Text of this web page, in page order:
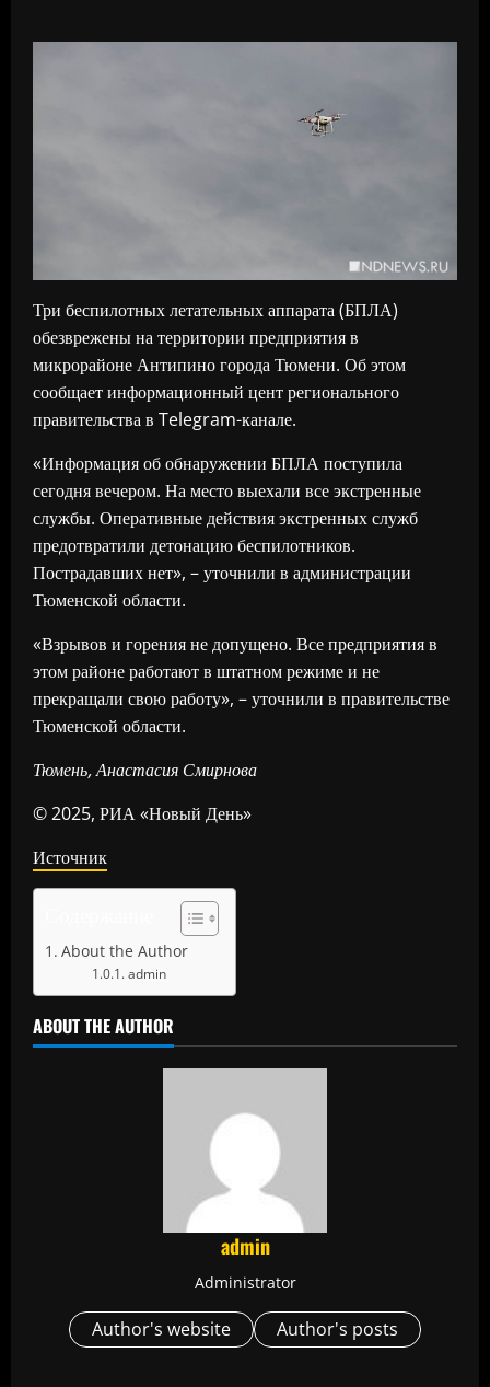
Три беспилотных летательных аппарата (БПЛА)
обезврежены на территории предприятия в
микрорайоне Антипино города Тюмени. Об этом
сообщает информационный цент регионального
правительства в Telegram-канале.
«Информация об обнаружении БПЛА поступила
сегодня вечером. На место выехали все экстренные
службы. Оперативные действия экстренных служб
предотвратили детонацию беспилотников.
Пострадавших нет», – уточнили в администрации
Тюменской области.
«Взрывов и горения не допущено. Все предприятия в
этом районе работают в штатном режиме и не
прекращали свою работу», – уточнили в правительстве
Тюменской области.
Тюмень, Анастасия Смирнова
© 2025, РИА «Новый День»
Источник
About the Author
admin
ABOUT THE AUTHOR
admin
Administrator
Author's website Author's posts